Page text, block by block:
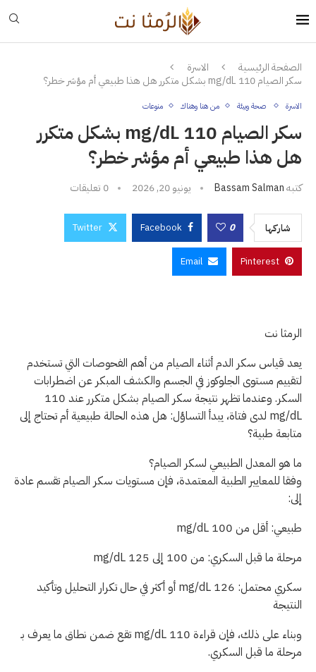
الصفحة الرئيسية
الاسرة
سكر الصيام 110 mg/dL بشكل متكرر هل هذا طبيعي أم مؤشر خطر؟
الاسرة صحة وبيئة من هنا وهناك منوعات
سكر الصيام 110 mg/dL بشكل متكرر
هل هذا طبيعي أم مؤشر خطر؟
كتبهBassam Salman يونيو 20, 2026 0 تعليقات
شاركها 0
Facebook
Twitter
Pinterest
Email
الرمثا نت
يعد قياس سكر الدم أثناء الصيام من أهم الفحوصات التي تستخدم
لتقييم مستوى الجلوكوز في الجسم والكشف المبكر عن اضطرابات
السكر. وعندما تظهر نتيجة سكر الصيام بشكل متكرر عند 110
mg/dL لدى فتاة، يبدأ التساؤل: هل هذه الحالة طبيعية أم تحتاج إلى
متابعة طبية؟
ما هو المعدل الطبيعي لسكر الصيام؟
وفقا للمعايير الطبية المعتمدة، فإن مستويات سكر الصيام تقسم عادة
إلى:
طبيعي: أقل من 100 mg/dL
مرحلة ما قبل السكري: من 100 إلى 125 mg/dL
سكري محتمل: 126 mg/dL أو أكثر في حال تكرار التحليل وتأكيد
النتيجة
وبناء على ذلك، فإن قراءة 110 mg/dL تقع ضمن نطاق ما يعرف بـ
مرحلة ما قبل السكري.